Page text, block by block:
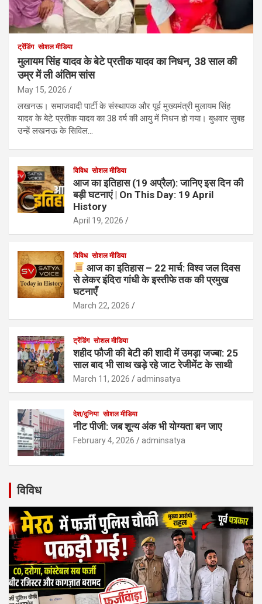
ट्रेंडिंग सोशल मीडिया
मुलायम सिंह यादव के बेटे प्रतीक यादव का निधन, 38 साल की
उम्र में ली अंतिम सांस
May 15, 2026
लखनऊ। समाजवादी पार्टी के संस्थापक और पूर्व मुख्यमंत्री मुलायम सिंह
यादव के बेटे प्रतीक यादव का 38 वर्ष की आयु में निधन हो गया। बुधवार सुबह
उन्हें लखनऊ के सिविल…
विविध सोशल मीडिया
आज का इतिहास (19 अप्रैल): जानिए इस दिन की
बड़ी घटनाएं | On This Day: 19 April
History
April 19, 2026
विविध सोशल मीडिया
आज का इतिहास – 22 मार्च: विश्व जल दिवस
से लेकर इंदिरा गांधी के इस्तीफे तक की प्रमुख
घटनाएँ
March 22, 2026
ट्रेंडिंग सोशल मीडिया
शहीद फौजी की बेटी की शादी में उमड़ा जज्बा: 25
साल बाद भी साथ खड़े रहे जाट रेजीमेंट के साथी
March 11, 2026 adminsatya
देश/दुनिया सोशल मीडिया
नीट पीजी: जब शून्य अंक भी योग्यता बन जाए
February 4, 2026 adminsatya
विविध